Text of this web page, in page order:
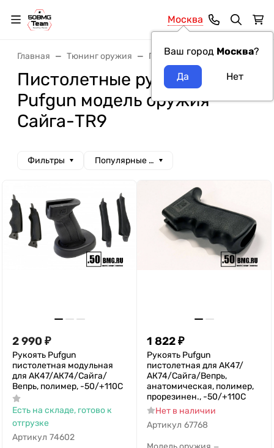
Москва
Ваш город Москва?
Главная Тюнинг оружия Пистолетные рукоятки
Пистолетные рукоятки
Pufgun модель оружия
Сайга-TR9
Фильтры Популярные сначала
2 990 ₽
Рукоять Pufgun
пистолетная модульная
для АК47/АК74/Сайга/
Вепрь, полимер, -50/+110С
Есть на складе, готово к
отгрузке
Артикул 74602
1 822₽
Рукоять Pufgun
пистолетная для АК47/
АК74/Сайга/Вепрь,
анатомическая, полимер,
прорезинен., -50/+110С
Нет в наличии
Артикул 67768